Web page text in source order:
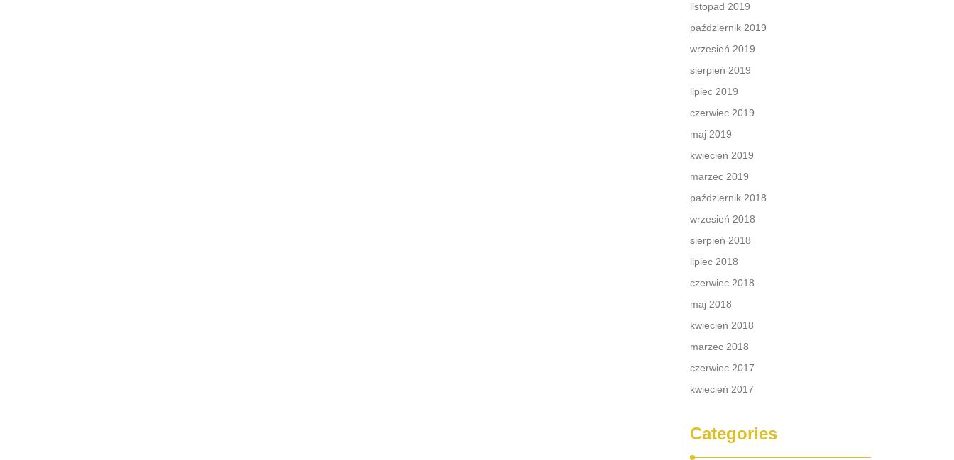
listopad 2019
październik 2019
wrzesień 2019
sierpień 2019
lipiec 2019
czerwiec 2019
maj 2019
kwiecień 2019
marzec 2019
październik 2018
wrzesień 2018
sierpień 2018
lipiec 2018
czerwiec 2018
maj 2018
kwiecień 2018
marzec 2018
czerwiec 2017
kwiecień 2017
Categories